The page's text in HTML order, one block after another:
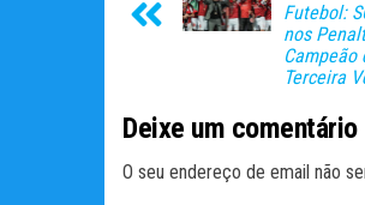
Futebol:
nos
Campeão
Terceira
Deixe um comentário
O seu endereço de email não